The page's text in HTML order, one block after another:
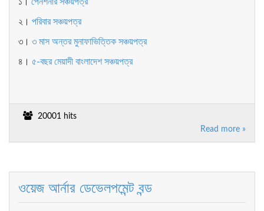
২। পরিবার সঞ্চয়পত্র
৩। ৩ মাস অন্তর মুনাফাভিত্তিক সঞ্চয়পত্র
৪। ৫-বছর মেয়াদী বাংলাদেশ সঞ্চয়পত্র
20001 hits
Read more »
ওয়েজ আর্নার ডেভেলপমেন্ট বন্ড